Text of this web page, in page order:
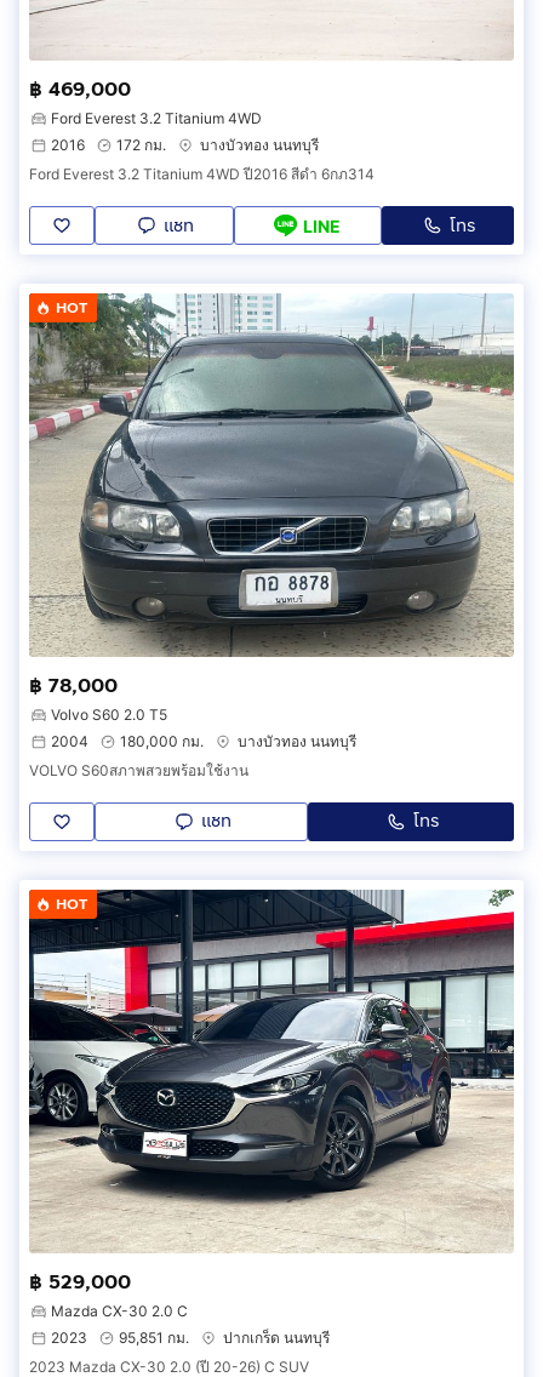
฿ 469,000
Ford Everest 3.2 Titanium 4WD
2016
172 กม.
บางบัวทอง นนทบุรี
Ford Everest 3.2 Titanium 4WD ปี2016 สีดำ 6กภ314
แชท LINE โทร
HOT
฿ 78,000
Volvo S60 2.0 T5
2004
180,000 กม.
บางบัวทอง นนทบุรี
VOLVO S60สภาพสวยพร้อมใช้งาน
แชท โทร
HOT
฿ 529,000
Mazda CX-30 2.0 C
2023
95,851 กม.
ปากเกร็ด นนทบุรี
2023 Mazda CX-30 2.0 (ปี 20-26) C SUV